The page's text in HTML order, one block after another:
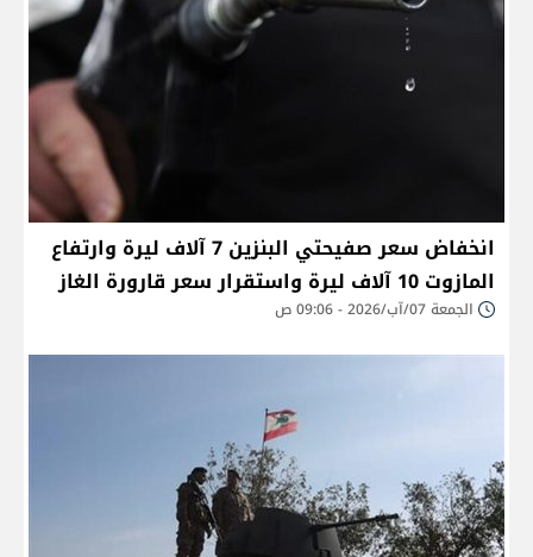
انخفاض سعر صفيحتي البنزين 7 آلاف ليرة وارتفاع
المازوت 10 آلاف ليرة واستقرار سعر قارورة الغاز
الجمعة 07/آب/2026 - 09:06 ص